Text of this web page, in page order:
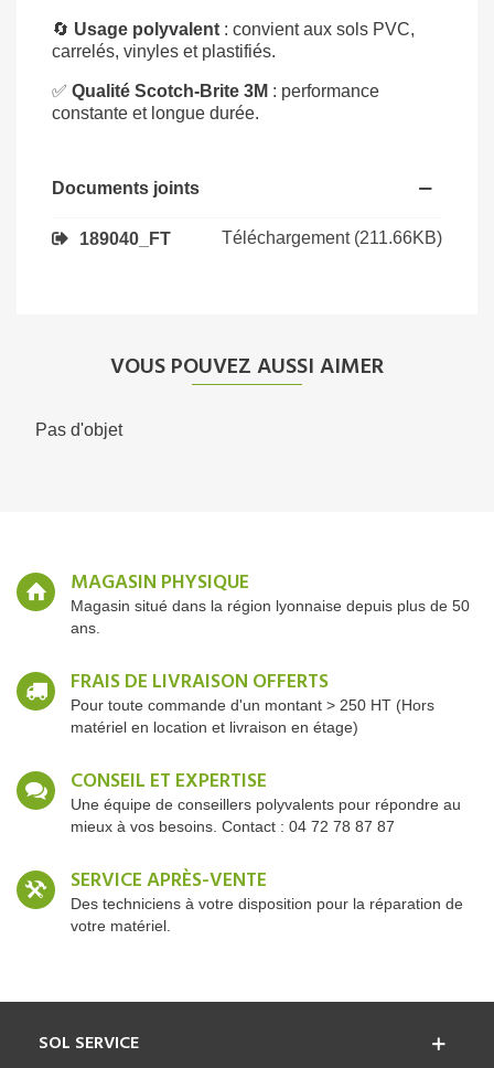
🔄 Usage polyvalent : convient aux sols PVC,
carrelés, vinyles et plastifiés.
✅ Qualité Scotch-Brite 3M : performance
constante et longue durée.
Documents joints
189040_FT Téléchargement (211.66KB)
VOUS POUVEZ AUSSI AIMER
Pas d'objet
MAGASIN PHYSIQUE
Magasin situé dans la région lyonnaise depuis plus de 50
ans.
FRAIS DE LIVRAISON OFFERTS
Pour toute commande d'un montant > 250 HT (Hors
matériel en location et livraison en étage)
CONSEIL ET EXPERTISE
Une équipe de conseillers polyvalents pour répondre au
mieux à vos besoins. Contact : 04 72 78 87 87
SERVICE APRÈS-VENTE
Des techniciens à votre disposition pour la réparation de
votre matériel.
SOL SERVICE